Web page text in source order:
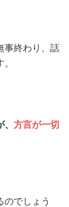
事終わり、話
方言が一切
のでしょう